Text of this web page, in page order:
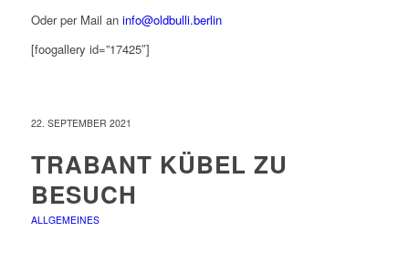
Oder per Mail an info@oldbulli.berlin
[foogallery id=”17425″]
22. SEPTEMBER 2021
TRABANT KÜBEL ZU
BESUCH
ALLGEMEINES